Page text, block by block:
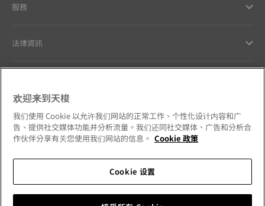
服務
法律資訊
我們的品牌承諾
請追蹤我們的社群媒體
欢迎来到天梭
我们使用 Cookie 以允许我们网站的正常工作、个性化设计内容和广
告、提供社交媒体功能并分析流量。我们还同社交媒体、广告和分析合
作伙伴分享有关您使用我们网站的信息。 Cookie 政策
Cookie 设置